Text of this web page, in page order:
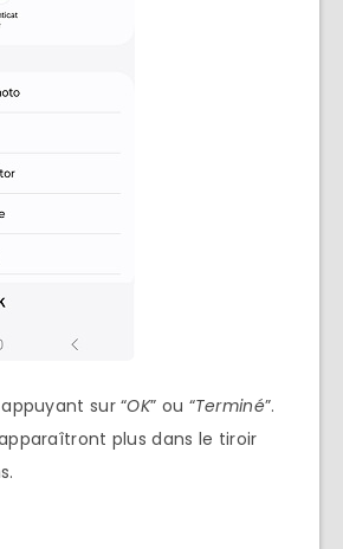
sur “OK” ou “Terminé”.
plus dans le tiroir